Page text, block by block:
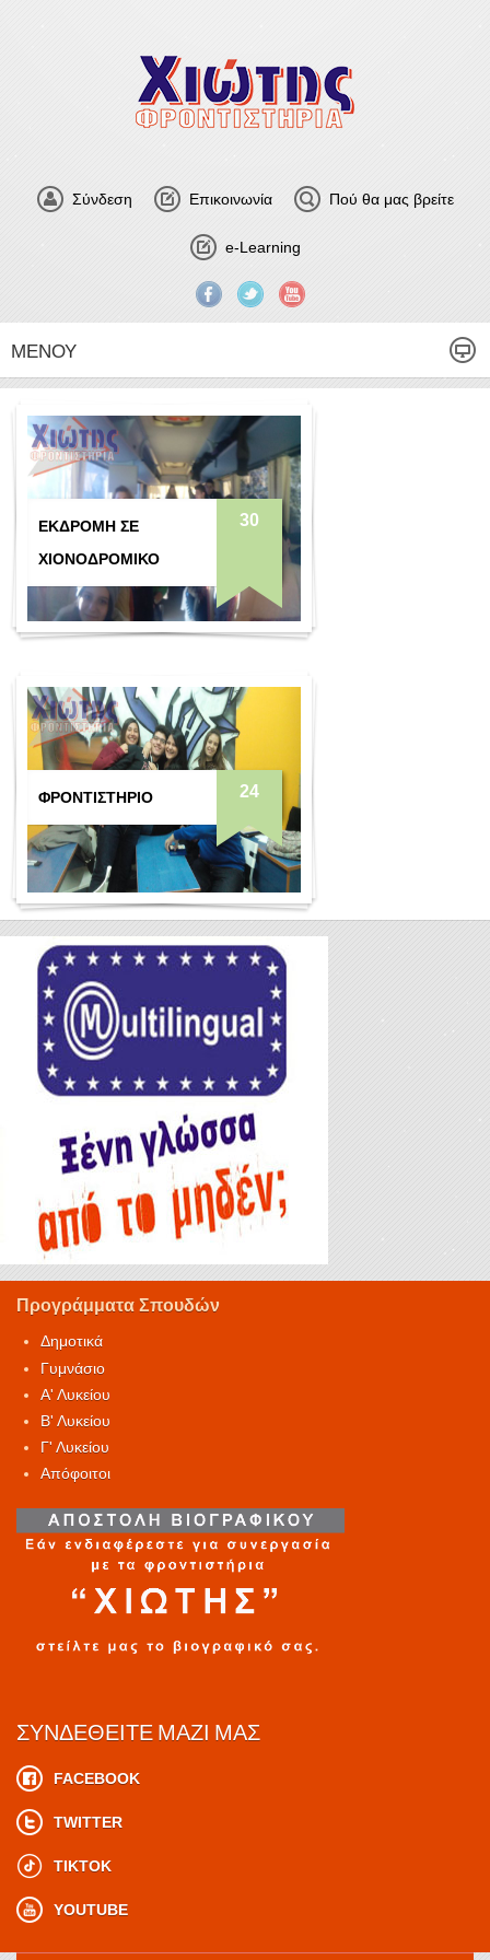
Σύνδεση Επικοινωνία Πού θα μας βρείτε
e-Learning
ΜΕΝΟΎ
ΕΚΔΡΟΜΉ ΣΕ
ΧΙΟΝΟΔΡΟΜΙΚΌ
30
ΦΡΟΝΤΙΣΤΉΡΙΟ 24
Προγράμματα Σπουδών
Δημοτικά
Γυμνάσιο
Α' Λυκείου
Β' Λυκείου
Γ' Λυκείου
Απόφοιτοι
ΣΥΝΔΕΘΕΊΤΕ ΜΑΖΊ ΜΑΣ
FACEBOOK
TWITTER
TIKTOK
YOUTUBE